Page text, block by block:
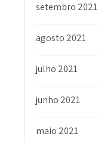
setembro 2021
agosto 2021
julho 2021
junho 2021
maio 2021